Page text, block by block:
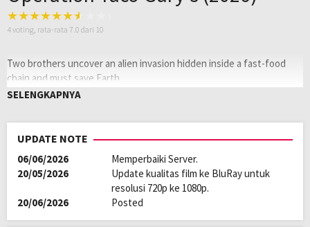
4voting, rata-rata 7.0 dari 10
Two brothers uncover an alien invasion hidden inside a fast-food
chain and must save Earth.
Oleh:
LAYARKACA21
Taco Gary’s.
Genre:
Action Comedy,Science Fiction
Kualitas:
HD
Durasi:
87 Min
Negara:
USA
SELENGKAPNYA
UPDATE NOTE
06/06/2026
Memperbaiki Server.
20/05/2026
Update kualitas film ke BluRay untuk
resolusi 720p ke 1080p.
20/06/2026
Posted